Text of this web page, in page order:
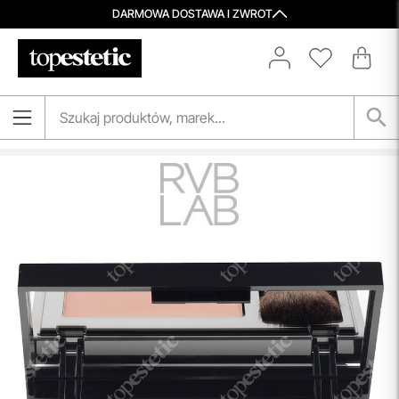
DARMOWA DOSTAWA I ZWROT
Aktualizacja Regulaminów
Korzystanie ze Sklepu Internetowego lub Konta po tym
Nowa jakość pielęgnacji z Topestetic! Skorzystaj z
skóry. Zaufaj naszym specjalistom i zadbaj o swoją cerę jak
nigdy dotąd!
przeczytaj więcej
Spersonalizowane Próbki
Do wielu zamówień dołączamy starannie dobrane próbki
kosmetyków, dopasowane do indywidualnych potrzeb